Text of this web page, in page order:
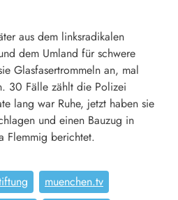
aus dem linksradikalen
dem Umland für schwere
Glasfasertrommeln an, mal
30 Fälle zählt die Polizei
lang war Ruhe, jetzt haben sie
und einen Bauzug in
Flemmig berichtet.
muenchen.tv